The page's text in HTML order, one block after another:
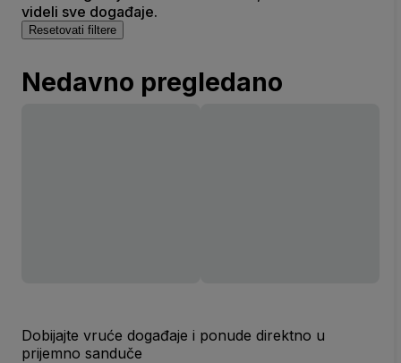
videli sve događaje.
Resetovati filtere
Nedavno pregledano
Dobijajte vruće događaje i ponude direktno u
prijemno sanduče